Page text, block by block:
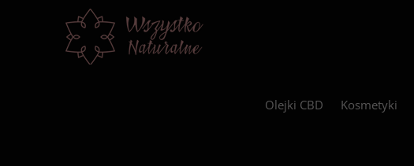
Olejki CBD Kosmetyki